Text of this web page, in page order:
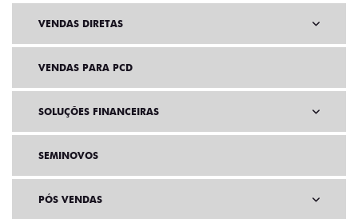
VENDAS DIRETAS
VENDAS PARA PCD
SOLUÇÕES FINANCEIRAS
SEMINOVOS
PÓS VENDAS